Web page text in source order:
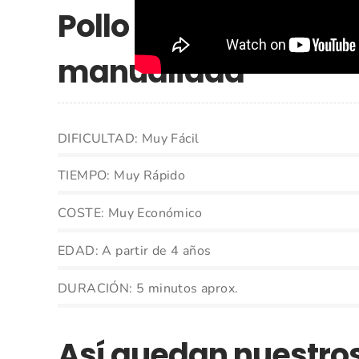
Pollo de origami –
manualidad
DIFICULTAD: Muy Fácil
TIEMPO: Muy Rápido
COSTE: Muy Económico
EDAD: A partir de 4 años
DURACIÓN: 5 minutos aprox.